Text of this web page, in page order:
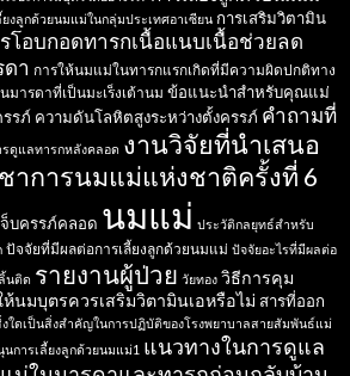
ยงลูกด้วยนมแม่ในกลุ่มประเทศอาเซียน การเสริมวิตามิน
โอบกอดทารกเนื้อแนบเนื้อช่วยลด
า การให้นมแม่ในทารกแรกเกิดที่มีความผิดปกติทาง
มารดาที่เป็นมะเร็งเต้านม ข้อแนะนำสำหรับคุณแม่
รภ์ ความดันโลหิตสูงระหว่างตั้งครรภ์ คำถามที่
ดูแลทารกหลังคลอด งานวิจัยที่นำเสนอ
าการนมแม่แห่งชาติครั้งที่ 6
จ็บครรภ์คลอด นมแม่ ประวัติกลยุทธ์สำหรับ
ปัจจัยที่มีผลต่อการเลี้ยงลูกด้วยนมแม่ ปัจจัยอะไรที่มีผลต่อ
นติด รายงานผู้ป่วย วัยทอง วิธีการคุม
ห้นมบุตรควรเสริมวิตามินเอหรือไม่ สารที่ออก
ใดเป็นสิ่งสำคัญในการปฏิบัติของโรงพยาบาลสายสัมพันธ์แม่
การเลี้ยงลูกด้วยนมแม่1 แนวทางในการดูแล